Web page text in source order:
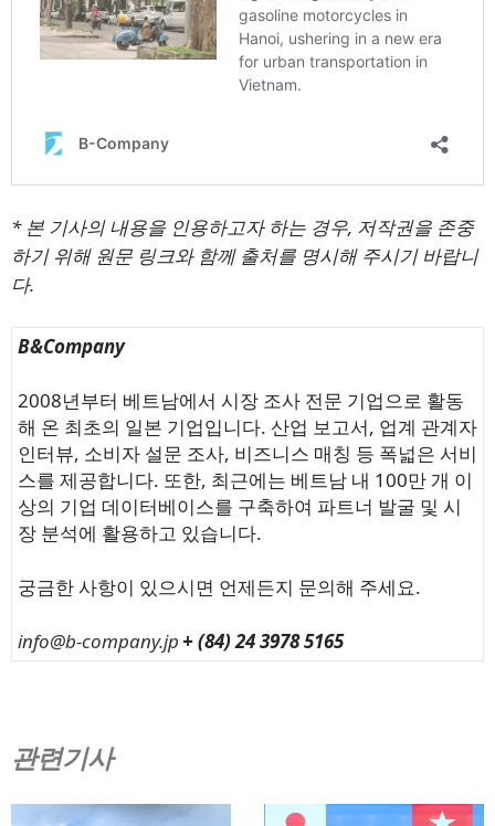
* 본 기사의 내용을 인용하고자 하는 경우, 저작권을 존중
하기 위해 원문 링크와 함께 출처를 명시해 주시기 바랍니
다.
B&Company
2008년부터 베트남에서 시장 조사 전문 기업으로 활동
해 온 최초의 일본 기업입니다. 산업 보고서, 업계 관계자
인터뷰, 소비자 설문 조사, 비즈니스 매칭 등 폭넓은 서비
스를 제공합니다. 또한, 최근에는 베트남 내 100만 개 이
상의 기업 데이터베이스를 구축하여 파트너 발굴 및 시
장 분석에 활용하고 있습니다.
궁금한 사항이 있으시면 언제든지 문의해 주세요.
info@b-company.jp + (84) 24 3978 5165
관련기사